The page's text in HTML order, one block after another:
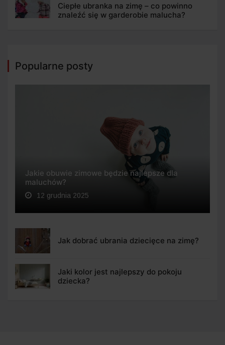
Ciepłe ubranka na zimę – co powinno
znaleźć się w garderobie malucha?
Popularne posty
Jakie obuwie zimowe będzie najlepsze dla
maluchów?
12 grudnia 2025
Jak dobrać ubrania dziecięce na zimę?
Jaki kolor jest najlepszy do pokoju
dziecka?